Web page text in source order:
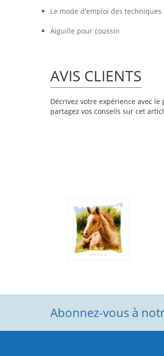
Le mode d'emploi des
Aiguille pour coussin
AVIS CLIENTS
Décrivez votre expérience avec
partagez vos conseils sur cet
Abonnez-vous à